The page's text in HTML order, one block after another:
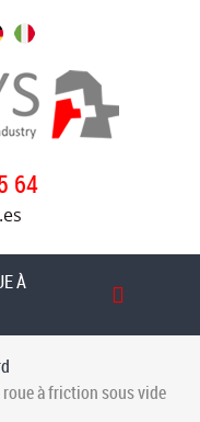
64
À
à friction sous vide